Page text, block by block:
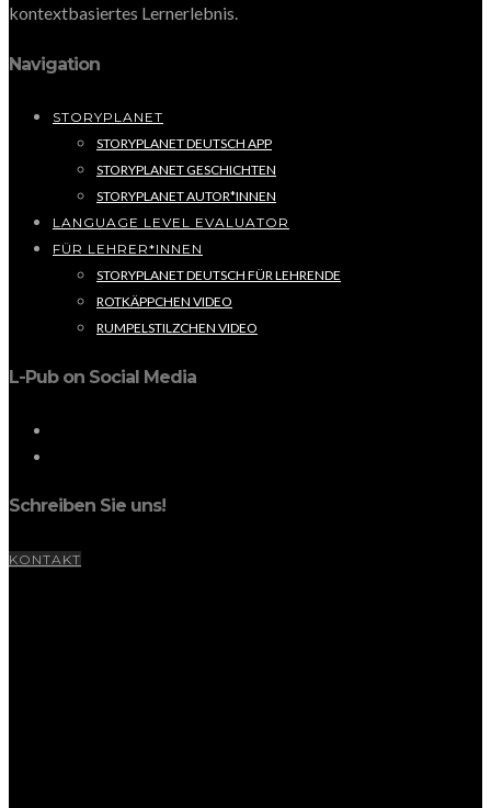
kontextbasiertes Lernerlebnis.
Navigation
STORYPLANET
STORYPLANET DEUTSCH APP
STORYPLANET GESCHICHTEN
STORYPLANET AUTOR*INNEN
LANGUAGE LEVEL EVALUATOR
FÜR LEHRER*INNEN
STORYPLANET DEUTSCH FÜR LEHRENDE
ROTKÄPPCHEN VIDEO
RUMPELSTILZCHEN VIDEO
L-Pub on Social Media
Schreiben Sie uns!
KONTAKT